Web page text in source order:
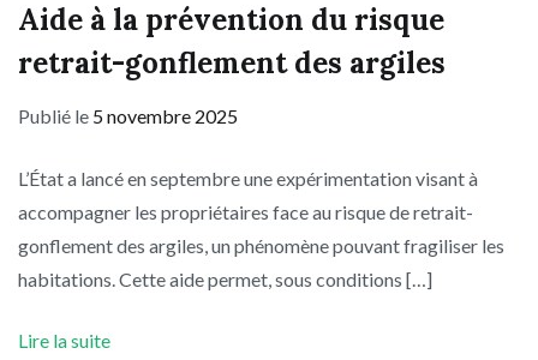
Aide à la prévention du risque
retrait-gonflement des argiles
Publié le 5 novembre 2025
L’État a lancé en septembre une expérimentation visant à
accompagner les propriétaires face au risque de retrait-
gonflement des argiles, un phénomène pouvant fragiliser les
habitations. Cette aide permet, sous conditions […]
Lire la suite